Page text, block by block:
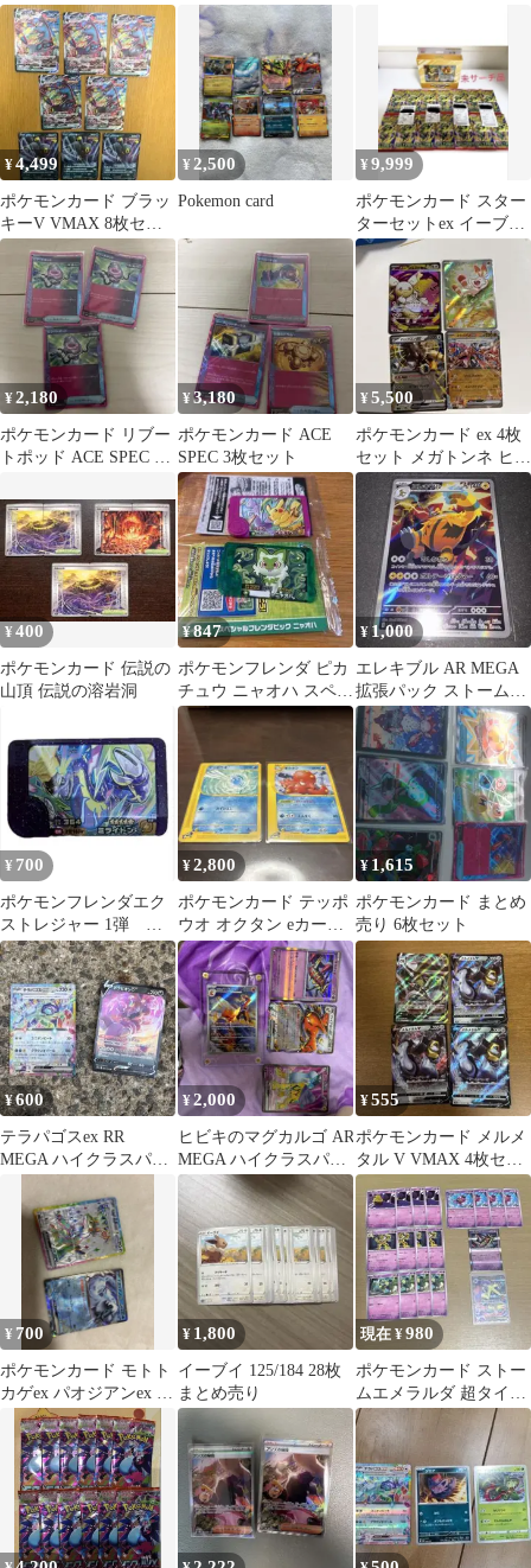
強化拡張パックカード
(69)
¥4,499
ポケモンカード ブラッ
キーV VMAX 8枚セッ
ト
¥ 2,500
Pokemon card
¥9,999
ポケモンカード スター
ターセットex イーブイ
ストームエメラルダ
¥2,180
ポケモンカード リブー
トポッド ACE SPEC 3
¥3,180
ポケモンカード ACE
SPEC 3枚セット
¥5,500
ポケモンカード ex 4枚
セット メガトンネ ヒバ
ニー バッフロン
¥400
ポケモンカード 伝説の
山頂 伝説の溶岩洞
¥847
ポケモンフレンダ ピカ
チュウ ニャオハ スペシ
ャルピック
¥ 1,000
エレキブル AR MEGA
拡張パック ストームエ
メラルダ キラ 081/076
¥ 700
ポケモンフレンダエク
ストレジャー 1弾 ミ
ライドン
¥2,800
ポケモンカード テッポ
ウオ オクタン eカード
1ED
¥ 1,615
ポケモンカード まとめ
売り 6枚セット
¥600
テラパゴスex RR
MEGA ハイクラスパッ
145…
¥2,000
ヒビキのマグカルゴ AR
MEGA ハイクラスパッ
ク MEGAドリームex
キ…
¥555
ポケモンカード メルメ
タル V VMAX 4枚セッ
ト
¥ 700
ポケモンカード モトト
カゲex パオジアンex ま
とめ
¥ 1,800
イーブイ 125/184 28枚
まとめ売り
現在 ¥980
ポケモンカード ストー
ムエメラルダ 超タイプ
まとめ売り